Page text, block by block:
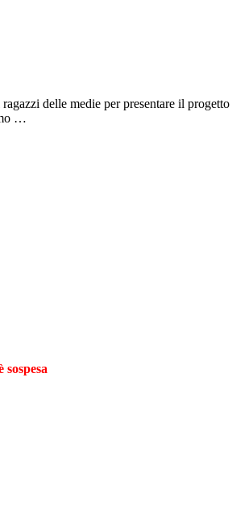
delle medie per presentare il
…
sospesa